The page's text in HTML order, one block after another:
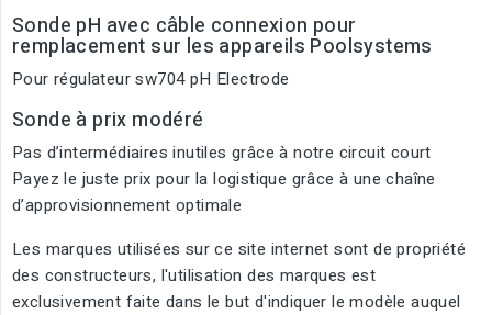
Sonde pH avec câble connexion pour
remplacement sur les appareils Poolsystems
Pour régulateur sw704 pH Electrode
Sonde à prix modéré
Pas d’intermédiaires inutiles grâce à notre circuit court
Payez le juste prix pour la logistique grâce à une chaîne
d’approvisionnement optimale
Les marques utilisées sur ce site internet sont de propriété
des constructeurs, l'utilisation des marques est
exclusivement faite dans le but d'indiquer le modèle auquel